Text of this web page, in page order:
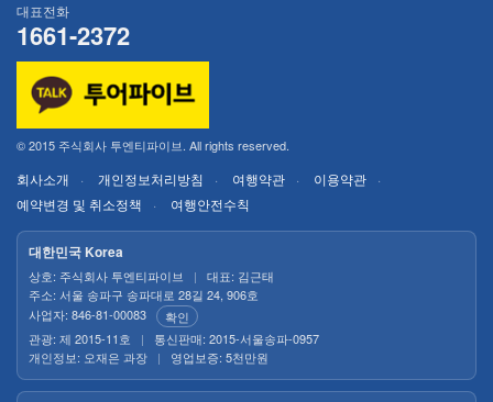
대표전화
1661-2372
© 2015 주식회사 투엔티파이브. All rights reserved.
회사소개 개인정보처리방침 여행약관
이용약관
예약변경 및 취소정책
여행안전수칙
대한민국 Korea
상호: 주식회사 투엔티파이브 |
대표: 김근태
주소: 서울 송파구 송파대로 28길 24, 906호
사업자: 846-81-00083
확인
관광: 제 2015-11호
|
통신판매: 2015-서울송파-0957
개인정보: 오재은 과장
| 영업보증: 5천만원